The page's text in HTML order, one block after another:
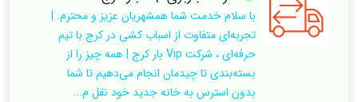
با سلام خدمت شما همشهریان عزیز و محترم. |
تجربه‌ای متفاوت از اسباب‌ کشی در کرج با تیم
حرفه‌ای ، شرکت Vip بار کرج | همه چیز را از
بسته‌بندی تا چیدمان انجام می‌دهیم تا شما
بدون استرس به خانه جدید خود نقل م...